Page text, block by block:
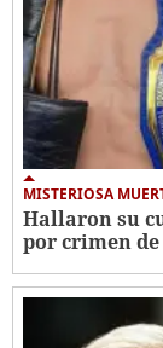
MISTERIOSA
Hallaron su
por crimen